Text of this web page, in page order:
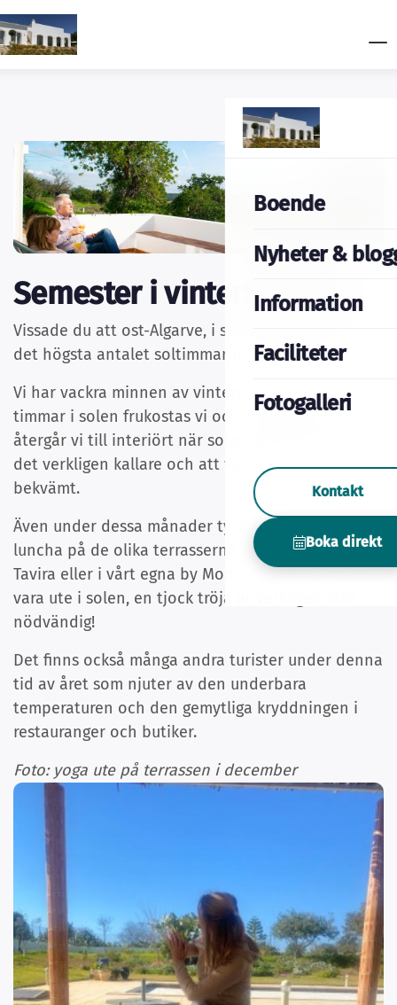
Boende
Nyheter &
Information
Faciliteter
Fotogalleri
Kontakt
Boka direkt
Semester i vinterhalvåret
Vissade du att ost-Algarve, i södra Portugal, har
det högsta antalet soltimmar under vintern?
Vi har vackra minnen av vintern i Algarve. Runt 10
timmar i solen frukostas vi och kring halv fem
återgår vi till interiört när solen går ned. Då blir
det verkligen kallare och att vara inne är mer
bekvämt.
Även under dessa månader tycker vi om att
luncha på de olika terrasserna i Olhao, Fuseta,
Tavira eller i vårt egna by Moncarapacho. Bra att
vara ute i solen, en tjock tröja är verkligen inte
nödvändig!
Det finns också många andra turister under denna
tid av året som njuter av den underbara
temperaturen och den gemytliga kryddningen i
restauranger och butiker.
Foto: yoga ute på terrassen i december